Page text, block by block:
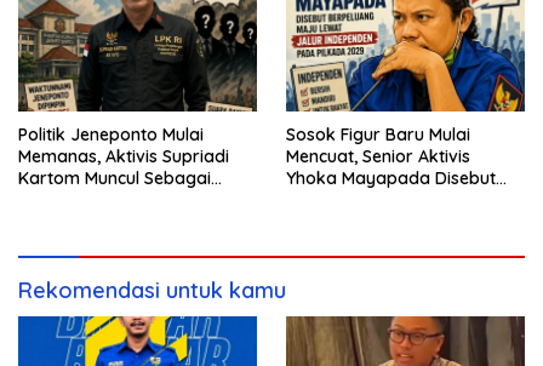
Politik Jeneponto Mulai
Memanas, Aktivis Supriadi
Kartom Muncul Sebagai
Sosok Figur Baru Mulai
Mencuat, Senior Aktivis
Yhoka Mayapada Disebut
Rekomendasi untuk kamu